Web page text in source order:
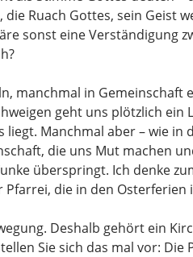
Ruach Gottes, sein Geist
sonst eine Verständigung
manchmal in Gemeinschaft
geht uns plötzlich ein
Manchmal aber – wie in
die uns Mut machen
überspringt. Ich denke
die in den Osterferien
Deshalb gehört ein
Sie sich das mal vor: Die